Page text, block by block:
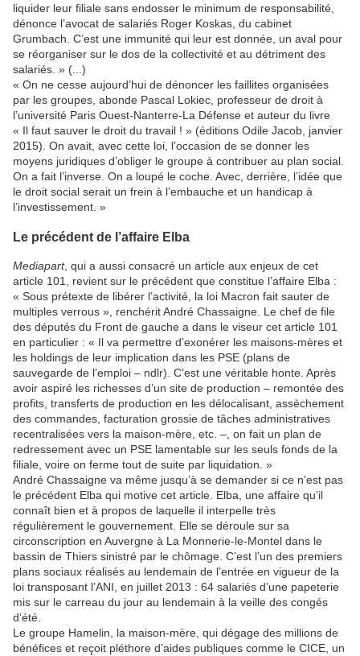
liquider leur filiale sans endosser le minimum de responsabilité,
dénonce l’avocat de salariés Roger Koskas, du cabinet
Grumbach. C’est une immunité qui leur est donnée, un aval pour
se réorganiser sur le dos de la collectivité et au détriment des
salariés. » (...)
« On ne cesse aujourd’hui de dénoncer les faillites organisées
par les groupes, abonde Pascal Lokiec, professeur de droit à
l’université Paris Ouest-Nanterre-La Défense et auteur du livre
« Il faut sauver le droit du travail ! » (éditions Odile Jacob, janvier
2015). On avait, avec cette loi, l’occasion de se donner les
moyens juridiques d’obliger le groupe à contribuer au plan social.
On a fait l’inverse. On a loupé le coche. Avec, derrière, l’idée que
le droit social serait un frein à l’embauche et un handicap à
l’investissement. »
Le précédent de l’affaire Elba
Mediapart, qui a aussi consacré un article aux enjeux de cet
article 101, revient sur le précédent que constitue l’affaire Elba :
« Sous prétexte de libérer l’activité, la loi Macron fait sauter de
multiples verrous », renchérit André Chassaigne. Le chef de file
des députés du Front de gauche a dans le viseur cet article 101
en particulier : « Il va permettre d’exonérer les maisons-mères et
les holdings de leur implication dans les PSE (plans de
sauvegarde de l’emploi – ndlr). C’est une véritable honte. Après
avoir aspiré les richesses d’un site de production – remontée des
profits, transferts de production en les délocalisant, assèchement
des commandes, facturation grossie de tâches administratives
recentralisées vers la maison-mère, etc. –, on fait un plan de
redressement avec un PSE lamentable sur les seuls fonds de la
filiale, voire on ferme tout de suite par liquidation. »
André Chassaigne va même jusqu’à se demander si ce n’est pas
le précédent Elba qui motive cet article. Elba, une affaire qu’il
connaît bien et à propos de laquelle il interpelle très
régulièrement le gouvernement. Elle se déroule sur sa
circonscription en Auvergne à La Monnerie-le-Montel dans le
bassin de Thiers sinistré par le chômage. C’est l’un des premiers
plans sociaux réalisés au lendemain de l’entrée en vigueur de la
loi transposant l’ANI, en juillet 2013 : 64 salariés d’une papeterie
mis sur le carreau du jour au lendemain à la veille des congés
d’été.
Le groupe Hamelin, la maison-mère, qui dégage des millions de
bénéfices et reçoit pléthore d’aides publiques comme le CICE, un